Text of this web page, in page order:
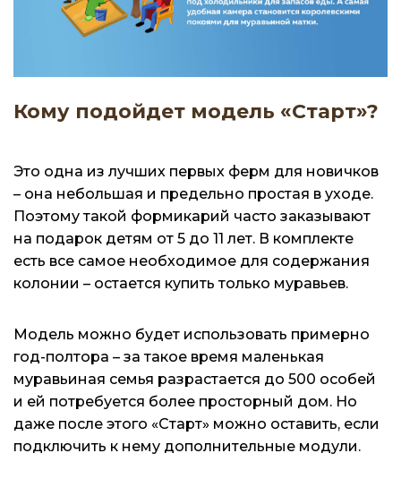
Кому подойдет модель «Старт»?
Это одна из лучших первых ферм для новичков
– она небольшая и предельно простая в уходе.
Поэтому такой формикарий часто заказывают
на подарок детям от 5 до 11 лет. В комплекте
есть все самое необходимое для содержания
колонии – остается купить только муравьев.
Модель можно будет использовать примерно
год-полтора – за такое время маленькая
муравьиная семья разрастается до 500 особей
и ей потребуется более просторный дом. Но
даже после этого «Старт» можно оставить, если
подключить к нему дополнительные модули.